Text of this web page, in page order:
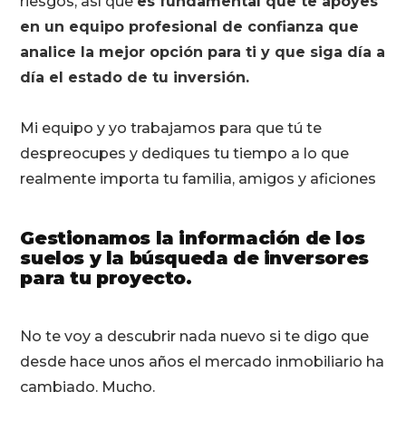
en un equipo profesional de confianza que
analice la mejor opción para ti y que siga día a
día el estado de tu inversión.
Mi equipo y yo trabajamos para que tú te
despreocupes y dediques tu tiempo a lo que
realmente importa tu familia, amigos y aficiones
Gestionamos la información de los
suelos y la búsqueda de inversores
para tu proyecto.
No te voy a descubrir nada nuevo si te digo que
desde hace unos años el mercado inmobiliario ha
cambiado. Mucho.